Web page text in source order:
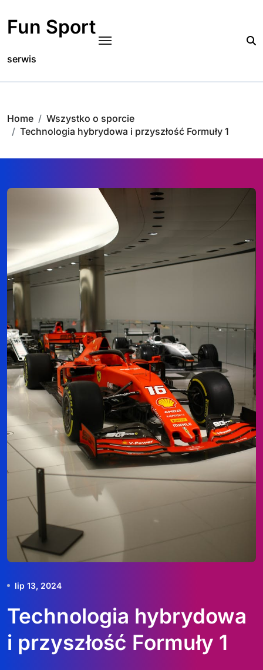
content
Fun Sport
serwis
Home
Wszystko o sporcie
Technologia hybrydowa i przyszłość Formuły 1
lip 13, 2024
Technologia hybrydowa
i przyszłość Formuły 1